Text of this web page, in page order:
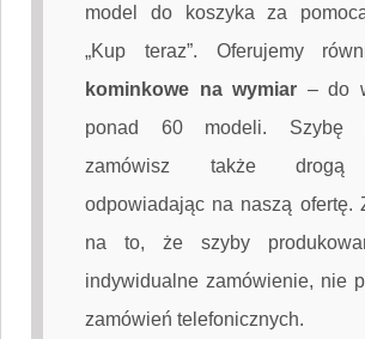
model do koszyka za
„Kup teraz”. Oferujemy
kominkowe na wymiar – do
ponad 60 modeli. Szybę
zamówisz także drogą
odpowiadając na naszą ofertę.
na to, że szyby
indywidualne zamówienie, nie
zamówień telefonicznych.